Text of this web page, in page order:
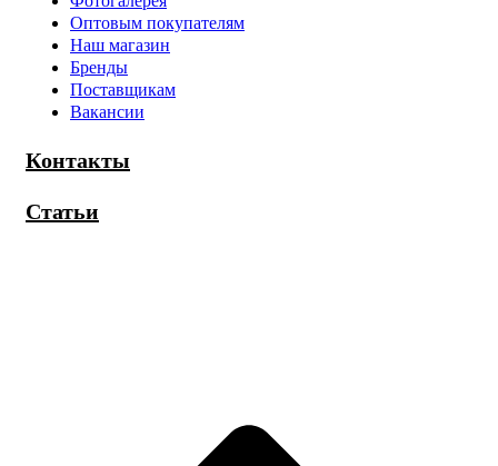
Оптовым покупателям
Наш магазин
Бренды
Поставщикам
Вакансии
Контакты
Статьи